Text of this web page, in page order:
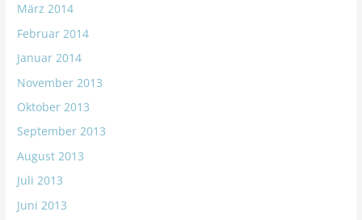
März 2014
Februar 2014
Januar 2014
November 2013
Oktober 2013
September 2013
August 2013
Juli 2013
Juni 2013